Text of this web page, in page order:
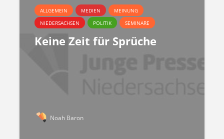
ALLGEMEIN MEDIEN
MEINUNG
NIEDERSACHSEN
POLITIK SEMINARE
Keine Zeit für Sprüche
Noah Baron